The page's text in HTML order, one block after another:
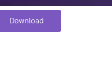
Download